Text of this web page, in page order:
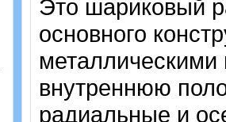
Это шариковый
основного
внутреннюю
радиальные и